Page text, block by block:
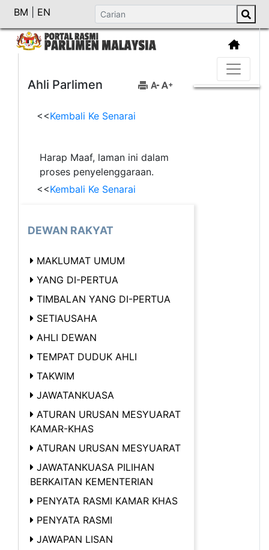
BM EN
Ahli Parlimen
<<Kembali Ke Senarai
Harap Maaf, laman ini dalam
proses penyelenggaraan.
<<Kembali Ke Senarai
DEWAN RAKYAT
MAKLUMAT UMUM
YANG DI-PERTUA
TIMBALAN YANG DI-PERTUA
SETIAUSAHA
AHLI DEWAN
TEMPAT DUDUK AHLI
TAKWIM
JAWATANKUASA
ATURAN URUSAN MESYUARAT
KAMAR-KHAS
ATURAN URUSAN MESYUARAT
JAWATANKUASA PILIHAN
BERKAITAN KEMENTERIAN
PENYATA RASMI KAMAR KHAS
PENYATA RASMI
JAWAPAN LISAN